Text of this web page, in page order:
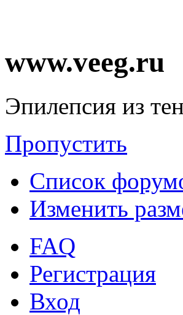
www.veeg.ru
Эпилепсия из
Пропустить
Список
Изменить
FAQ
Регистрация
Вход